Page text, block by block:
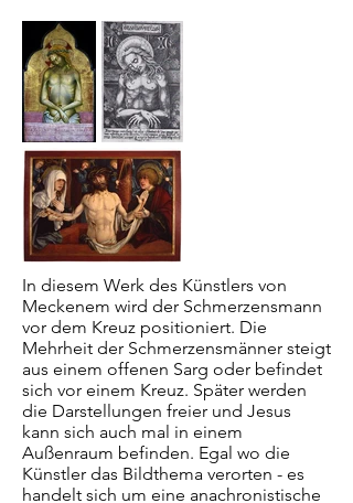
In diesem Werk des Künstlers von
Meckenem wird der Schmerzensmann
vor dem Kreuz positioniert. Die
Mehrheit der Schmerzensmänner steigt
aus einem offenen Sarg oder befindet
sich vor einem Kreuz. Später werden
die Darstellungen freier und Jesus
kann sich auch mal in einem
Außenraum befinden. Egal wo die
Künstler das Bildthema verorten - es
handelt sich um eine anachronistische